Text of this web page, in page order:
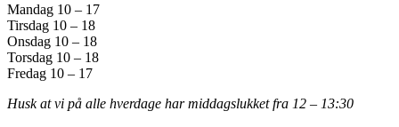
Mandag 10 – 17
Tirsdag 10 – 18
Onsdag 10 – 18
Torsdag 10 – 18
Fredag 10 – 17
Husk at vi på alle hverdage har middagslukket fra 12 – 13:30